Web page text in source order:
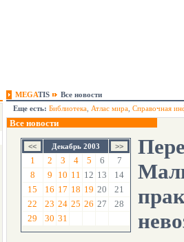
MEGATIS
Все новости
Еще есть: Библиотека Атлас мира Справочная
Все новости
Декабрь 2003
1 2 3 4 5 6
7
8
9 10 11 12 13
14
15
16 17 18 19 20
21
22
23 24 25 26 27
28
29
30 31